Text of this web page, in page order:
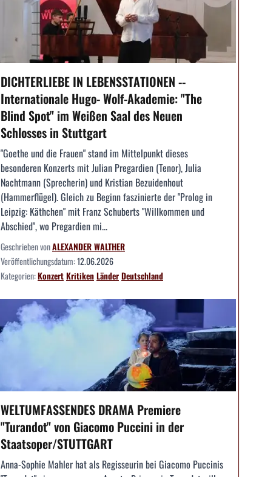
DICHTERLIEBE IN LEBENSSTATIONEN --
Internationale Hugo- Wolf-Akademie: "The
Blind Spot" im Weißen Saal des Neuen
Schlosses in Stuttgart
"Goethe und die Frauen" stand im Mittelpunkt dieses
besonderen Konzerts mit Julian Pregardien (Tenor), Julia
Nachtmann (Sprecherin) und Kristian Bezuidenhout
(Hammerflügel). Gleich zu Beginn faszinierte der "Prolog in
Leipzig: Käthchen" mit Franz Schuberts "Willkommen und
Abschied", wo Pregardien mi...
Geschrieben vonALEXANDER WALTHER
Veröffentlichungsdatum:12.06.2026
Kategorien:KonzertKritikenLänderDeutschland
WELTUMFASSENDES DRAMA Premiere
"Turandot" von Giacomo Puccini in der
Staatsoper/STUTTGART
Anna-Sophie Mahler hat als Regisseurin bei Giacomo Puccinis